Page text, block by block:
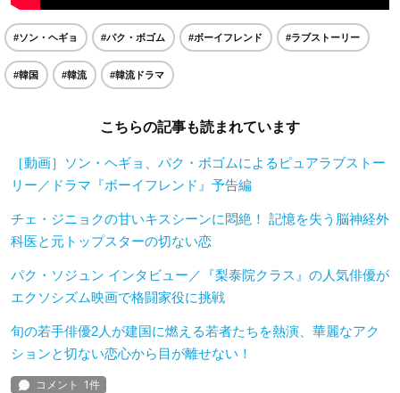
#ソン・ヘギョ #パク・ボゴム #ボーイフレンド #ラブストーリー
#韓国 #韓流 #韓流ドラマ
こちらの記事も読まれています
［動画］ソン・ヘギョ、パク・ボゴムによるピュアラブストー
リー／ドラマ『ボーイフレンド』予告編
チェ・ジニョクの甘いキスシーンに悶絶！ 記憶を失う脳神経外
科医と元トップスターの切ない恋
パク・ソジュン インタビュー／『梨泰院クラス』の人気俳優が
エクソシズム映画で格闘家役に挑戦
旬の若手俳優2人が建国に燃える若者たちを熱演、華麗なアク
ションと切ない恋心から目が離せない！